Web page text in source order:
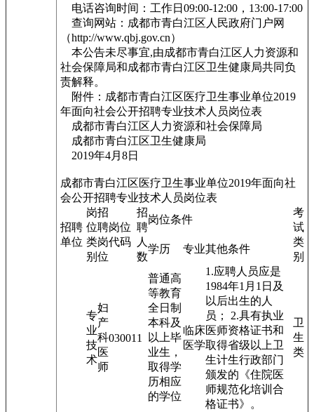
电话咨询时间：工作日09:00-12:00，13:00-17:00
查询网站：成都市青白江区人民政府门户网
（http://www.qbj.gov.cn）
本公告未尽事宜,由成都市青白江区人力资源和
社会保障局和成都市青白江区卫生健康局共同负
责解释。
附件：成都市青白江区医疗卫生事业单位2019
年面向社会公开招聘专业技术人员岗位表
成都市青白江区人力资源和社会保障局
成都市青白江区卫生健康局
2019年4月8日
成都市青白江区医疗卫生事业单位2019年面向社
会公开招聘专业技术人员岗位表
招聘
单位
岗
位
类
别
招
聘
岗
位
岗位
代码
招
聘
人
数
岗位条件
考
试
类
别
学历 专业其他条件
专
业
技
术
妇
产
科
医
师
03001 1
普通高
等教育
全日制
本科及
以上毕
业生，
取得学
历相应
的学位
临床
医学
1.应聘人员应是
1984年1月1日及
以后出生的人
员； 2.具有执业
医师资格证书和
取得省级以上卫
生计生行政部门
颁发的《住院医
师规范化培训合
格证书》。
卫
生
类